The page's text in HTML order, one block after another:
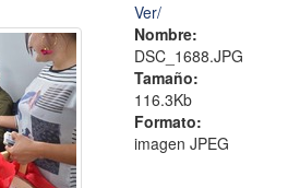
Ver/
Nombre:
DSC_1688.JPG
Tamaño:
116.3Kb
Formato:
imagen JPEG